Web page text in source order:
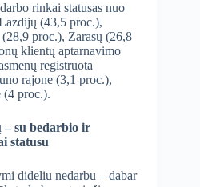
rinkai statusas nuo
(43,5 proc.),
proc.), Zarasų (26,8
klientų aptarnavimo
registruota
rajone (3,1 proc.),
proc.).
– su bedarbio ir
statusu
dideliu nedarbu – dabar